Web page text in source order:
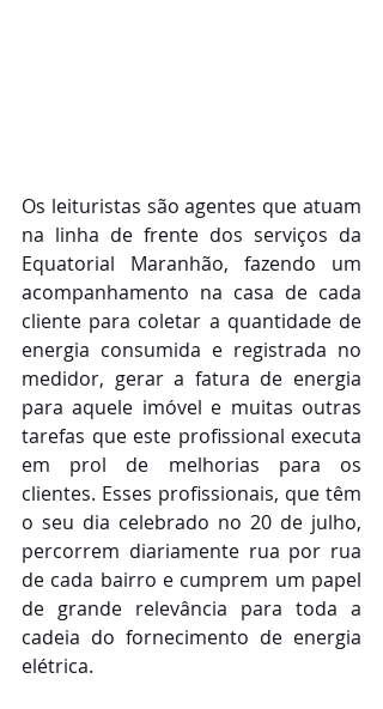
Os leituristas são agentes que atuam
na linha de frente dos serviços da
Equatorial Maranhão, fazendo um
acompanhamento na casa de cada
cliente para coletar a quantidade de
energia consumida e registrada no
medidor, gerar a fatura de energia
para aquele imóvel e muitas outras
tarefas que este profissional executa
em prol de melhorias para os
clientes. Esses profissionais, que têm
o seu dia celebrado no 20 de julho,
percorrem diariamente rua por rua
de cada bairro e cumprem um papel
de grande relevância para toda a
cadeia do fornecimento de energia
elétrica.